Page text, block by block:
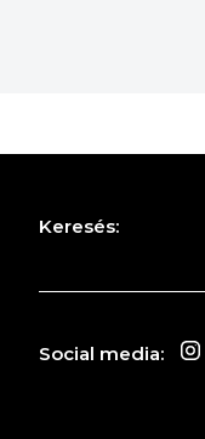
Keresés:
Social media: